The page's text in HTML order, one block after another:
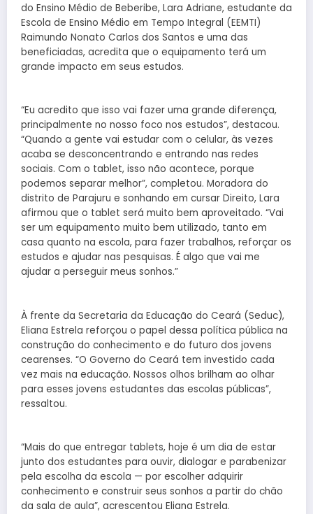
do Ensino Médio de Beberibe, Lara Adriane, estudante da
Escola de Ensino Médio em Tempo Integral (EEMTI)
Raimundo Nonato Carlos dos Santos e uma das
beneficiadas, acredita que o equipamento terá um
grande impacto em seus estudos.
“Eu acredito que isso vai fazer uma grande diferença,
principalmente no nosso foco nos estudos”, destacou.
“Quando a gente vai estudar com o celular, às vezes
acaba se desconcentrando e entrando nas redes
sociais. Com o tablet, isso não acontece, porque
podemos separar melhor”, completou. Moradora do
distrito de Parajuru e sonhando em cursar Direito, Lara
afirmou que o tablet será muito bem aproveitado. “Vai
ser um equipamento muito bem utilizado, tanto em
casa quanto na escola, para fazer trabalhos, reforçar os
estudos e ajudar nas pesquisas. É algo que vai me
ajudar a perseguir meus sonhos.”
À frente da Secretaria da Educação do Ceará (Seduc),
Eliana Estrela reforçou o papel dessa política pública na
construção do conhecimento e do futuro dos jovens
cearenses. “O Governo do Ceará tem investido cada
vez mais na educação. Nossos olhos brilham ao olhar
para esses jovens estudantes das escolas públicas”,
ressaltou.
“Mais do que entregar tablets, hoje é um dia de estar
junto dos estudantes para ouvir, dialogar e parabenizar
pela escolha da escola — por escolher adquirir
conhecimento e construir seus sonhos a partir do chão
da sala de aula”, acrescentou Eliana Estrela.